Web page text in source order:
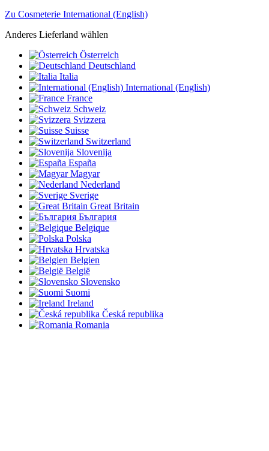
Zu Cosmeterie International (English)
Anderes Lieferland wählen
Österreich
Deutschland
Italia
International (English)
France
Schweiz
Svizzera
Suisse
Switzerland
Slovenija
España
Magyar
Nederland
Sverige
Great Britain
България
Belgique
Polska
Hrvatska
Belgien
België
Slovensko
Suomi
Ireland
Česká republika
Romania